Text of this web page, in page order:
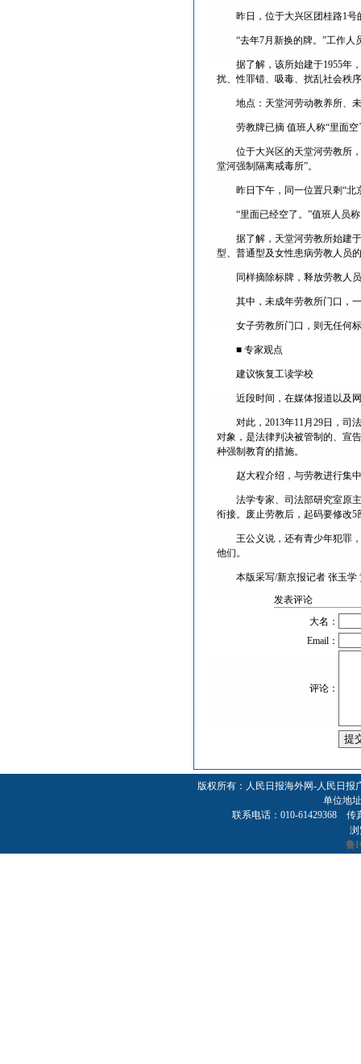
昨日，位于大兴区团桂路1号
“去年7月新换的牌。”工作人
据了解，该所始建于1955年，
扰、性罪错、吸毒、扰乱社会秩
地点：天堂河劳动教养所、未
劳教牌已摘 值班人称“里面空
位于大兴区的天堂河劳教所，
堂河强制隔离戒毒所”。
昨日下午，同一位置只剩“北京
“里面已经空了。”值班人员称
据了解，天堂河劳教所始建于
型、普通型及女性患病劳教人员
同样摘除标牌，释放劳教人员
其中，未成年劳教所门口，一
女子劳教所门口，则无任何标
■ 专家观点
建议恢复工读学校
近段时间，在媒体报道以及网
对此，2013年11月29日，司法
对象，是法律判决被管制的、宣
种强制教育的措施。
赵大程介绍，与劳教进行集中
法学专家、司法部研究室原主
衔接。废止劳教后，起码要修改
王公义说，还有青少年犯罪，
他们。
本版采写/新京报记者 张玉学
发表评论
大名：
Email：
评论：
版权所有：人民日报海外网-人民日
单位地
联系电话：010-61429368 传
鲁